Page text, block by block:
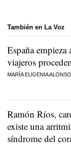
También en La Voz
España
viajeros
MARÍA EUGENIA ALONSO
Ramón Ríos,
existe una
síndrome del